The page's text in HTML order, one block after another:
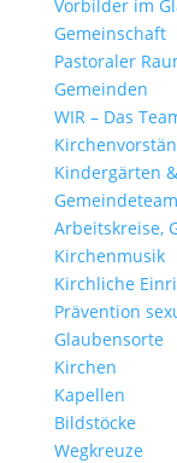
Vorbilder im
Gemein­schaft
Pasto­raler
Gemeinden
WIR – Das
Kinder­gärten
Arbeits­kreise,
Kirchen­musik
Kirch­liche
Präven­tion
Glau­ben­s­orte
Kirchen
Kapellen
Bild­stöcke
Wegkreuze